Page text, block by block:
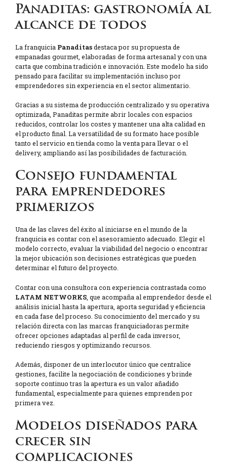
Panaditas: gastronomía al
alcance de todos
La franquicia Panaditasdestaca por su propuesta de
empanadas gourmet, elaboradas de forma artesanal y con una
carta que combina tradición e innovación. Este modelo ha sido
pensado para facilitar su implementación incluso por
emprendedores sin experiencia en el sector alimentario.
Gracias a su sistema de producción centralizado y su operativa
optimizada, Panaditas permite abrir locales con espacios
reducidos, controlar los costes y mantener una alta calidad en
el producto final. La versatilidad de su formato hace posible
tanto el servicio en tienda como la venta para llevar o el
delivery, ampliando así las posibilidades de facturación.
Consejo fundamental
para emprendedores
primerizos
Una de las claves del éxito al iniciarse en el mundo de la
franquicia es contar con el asesoramiento adecuado. Elegir el
modelo correcto, evaluar la viabilidad del negocio o encontrar
la mejor ubicación son decisiones estratégicas que pueden
determinar el futuro del proyecto.
Contar con una consultora con experiencia contrastada como
LATAM NETWORKS , que acompaña al emprendedor desde el
análisis inicial hasta la apertura, aporta seguridad y eficiencia
en cada fase del proceso. Su conocimiento del mercado y su
relación directa con las marcas franquiciadoras permite
ofrecer opciones adaptadas al perfil de cada inversor,
reduciendo riesgos y optimizando recursos.
Además, disponer de un interlocutor único que centralice
gestiones, facilite la negociación de condiciones y brinde
soporte continuo tras la apertura es un valor añadido
fundamental, especialmente para quienes emprenden por
primera vez.
Modelos diseñados para
crecer sin
complicaciones